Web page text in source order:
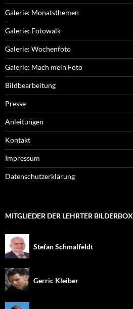
Galerie: Monatsthemen
Galerie: Fotowalk
Galerie: Wochenfoto
Galerie: Mach mein Foto
Bildbearbeitung
Presse
Anleitungen
Kontakt
Impressum
Datenschutzerklärung
MITGLIEDER DER LEHRTER BILDERBOX
Stefan Schmalfeldt
Gerric Kleiber